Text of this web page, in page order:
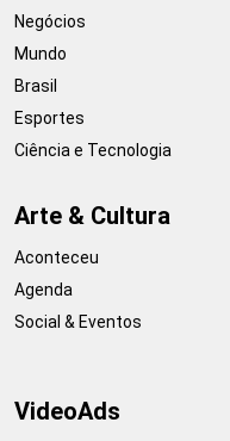
Negócios
Mundo
Brasil
Esportes
Ciência e Tecnologia
Arte & Cultura
Aconteceu
Agenda
Social & Eventos
VideoAds